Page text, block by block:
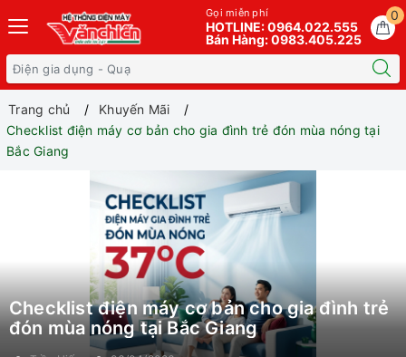
0
Gọi miễn phí
HOTLINE: 0964.022.555
Bán Hàng: 0983.405.225
Trang chủ
Khuyến Mãi
Checklist điện máy cơ bản cho gia đình trẻ đón mùa nóng tại
Bắc Giang
Checklist điện máy cơ bản cho gia đình trẻ
đón mùa nóng tại Bắc Giang